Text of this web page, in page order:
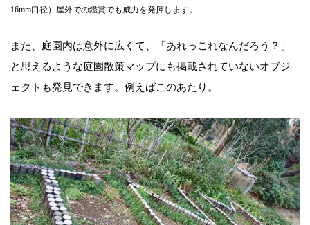
16mm口径）屋外での鑑賞でも威力を発揮します。
また、庭園内は意外に広くて、「あれっこれなんだろう？」
と思えるような庭園散策マップにも掲載されていないオブジ
ェクトも発見できます。例えばこのあたり。